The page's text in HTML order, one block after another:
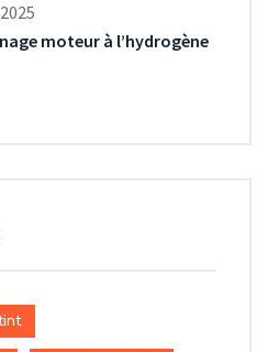
moteur à l’hydrogène